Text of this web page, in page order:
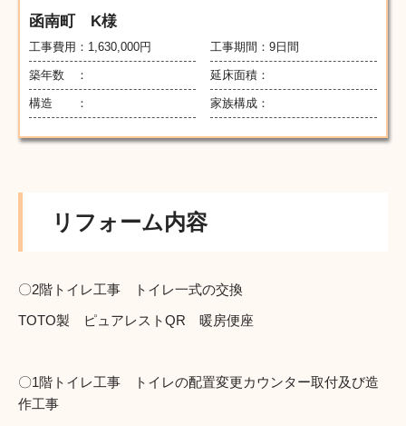
函南町 K様
工事費用： 1,630,000円
築年数 ：
構造 ：
工事期間：9日間
延床面積：
家族構成：
リフォーム内容
〇2階トイレ工事 トイレ一式の交換
TOTO製 ピュアレストQR 暖房便座
〇1階トイレ工事 トイレの配置変更カウンター取付及び造
作工事